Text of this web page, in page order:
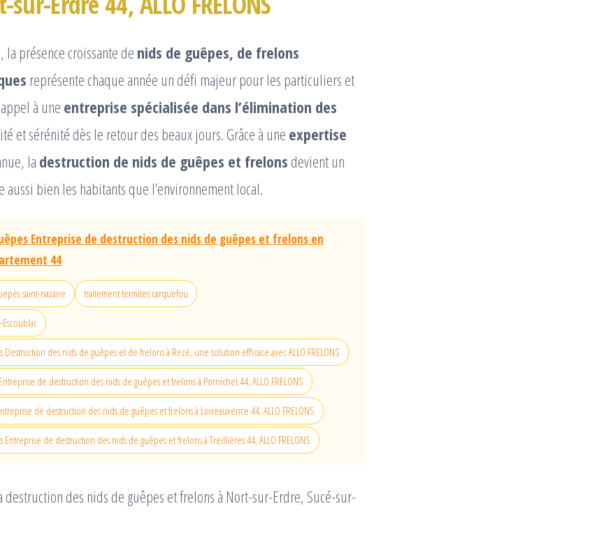
, la présence croissante de nids de guêpes, de frelons
représente chaque année un défi majeur pour les particuliers et
à une entreprise spécialisée dans l’élimination des
et sérénité dès le retour des beaux jours. Grâce à une expertise
la destruction de nids de guêpes et frelons devient un
bien les habitants que l’environnement local.
Entreprise de destruction des nids de guêpes et frelons en
44
saint-nazaire traitement termites carquefou
des nids de guêpes et de frelons à Rezé, une solution efficace avec ALLO FRELONS
de destruction des nids de guêpes et frelons à Pornichet 44, ALLO FRELONS
de destruction des nids de guêpes et frelons à Loireauxence 44, ALLO FRELONS
de destruction des nids de guêpes et frelons à Treillières 44, ALLO FRELONS
des nids de guêpes et frelons à Nort-sur-Erdre, Sucé-sur-